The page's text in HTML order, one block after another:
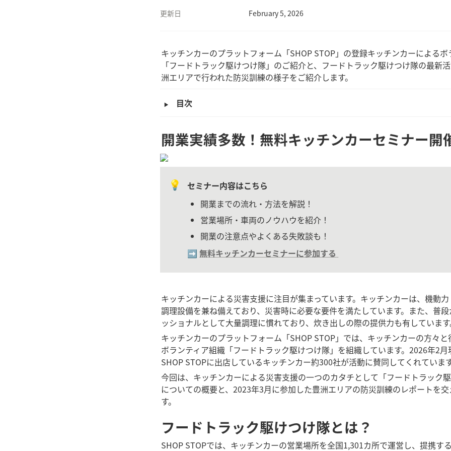
更新日
February 5, 2026
キッチンカーのプラットフォーム「SHOP STOP」の登録キッチンカーによる
「フードトラック駆けつけ隊」のご紹介と、フードトラック駆けつけ隊の最新
洲エリアで行われた防災訓練の様子をご紹介します。
‣ 目次
開業実績多数！無料キッチンカーセミナー開
💡
セミナー内容はこちら
開業までの流れ・方法を解説！
営業場所・車両のノウハウを紹介！
開業の注意点やよくある失敗談も！
➡️ 無料キッチンカーセミナーに参加する
キッチンカーによる災害支援に注目が集まっています。キッチンカーは、機動
調理設備を兼ね備えており、災害時に必要な要件を満たしています。また、普
ッショナルとして大量調理に慣れており、炊き出しの際の提供力も有していま
キッチンカーのプラットフォーム「SHOP STOP」では、キッチンカーの方々
ボランティア組織「フードトラック駆けつけ隊」を組織しています。2026年2
SHOP STOPに出店しているキッチンカー約300社が活動に賛同してくれていま
今回は、キッチンカーによる災害支援の一つのカタチとして「フードトラック
についての概要と、2023年3月に参加した豊洲エリアの防災訓練のレポートを
す。
フードトラック駆けつけ隊とは？
SHOP STOPでは、キッチンカーの営業場所を全国1,301カ所で運営し、提携す